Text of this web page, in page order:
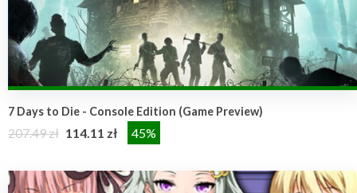
7 Days to Die - Console Edition (Game Preview)
207.49 zł 114.11 zł 45%